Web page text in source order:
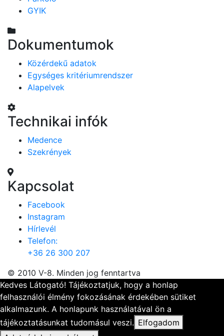
GYIK
Dokumentumok
Közérdekű adatok
Egységes kritériumrendszer
Alapelvek
Technikai infók
Medence
Szekrények
Kapcsolat
Facebook
Instagram
Hírlevél
Telefon:
+36 26 300 207
© 2010 V-8. Minden jog fenntartva
Kedves Látogató! Tájékoztatjuk, hogy a honlap
felhasználói élmény fokozásának érdekében sütiket
alkalmazunk. A honlapunk használatával ön a
tájékoztatásunkat tudomásul veszi. Elfogadom